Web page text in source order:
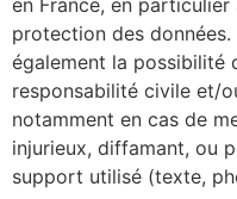
en France, en
protection des
également la possibilité
responsabilité civile et/
notamment en cas de
injurieux, diffamant, ou
support utilisé (texte,